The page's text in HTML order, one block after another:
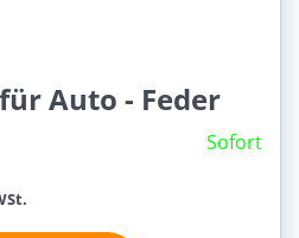
Auto - Feder
Sofort